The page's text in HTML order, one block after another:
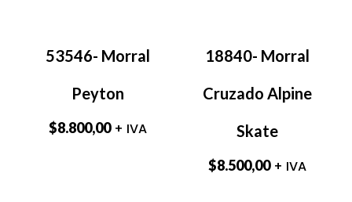
53546- Morral
Peyton
$8.800,00 + IVA
18840- Morral
Cruzado Alpine
Skate
$8.500,00 + IVA